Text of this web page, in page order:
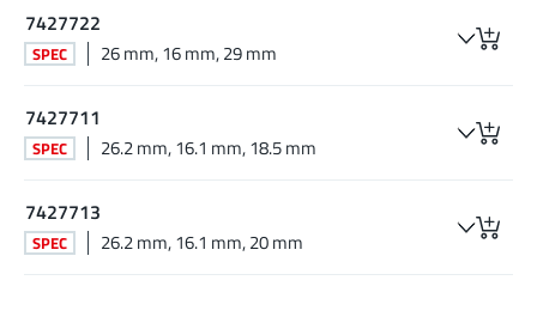
7427722
SPEC 26 mm, 16 mm, 29 mm
7427711
SPEC 26.2 mm, 16.1 mm, 18.5 mm
7427713
SPEC 26.2 mm, 16.1 mm, 20 mm